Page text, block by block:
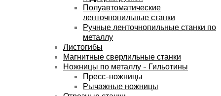
Полуавтоматические
ленточнопильные станки
Ручные ленточнопильные станки по
металлу
Листогибы
Магнитные сверлильные станки
Ножницы по металлу - Гильотины
Пресс-ножницы
Рычажные ножницы